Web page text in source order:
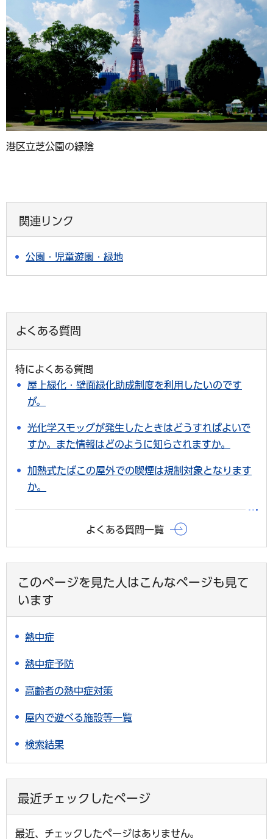
港区立芝公園の緑陰
関連リンク
公園・児童遊園・緑地
よくある質問
特によくある質問
屋上緑化・壁面緑化助成制度を利用したいのです
が。
光化学スモッグが発生したときはどうすればよいで
すか。また情報はどのように知らされますか。
加熱式たばこの屋外での喫煙は規制対象となります
か。
よくある質問一覧
このページを見た人はこんなページも見て
います
熱中症
熱中症予防
高齢者の熱中症対策
屋内で遊べる施設等一覧
検索結果
最近チェックしたページ
最近、チェックしたページはありません。